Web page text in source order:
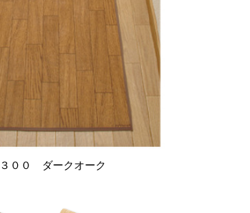
００ ダークオーク